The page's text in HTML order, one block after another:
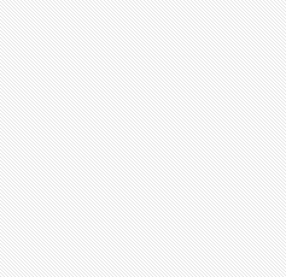
บันเทิง
นักแสดง, นักร้อง, โมเดล
อินฟลูเอนเซอร์
ไลฟ์สไตล์
ความงาม
แฟชั่น
สุขภาพ